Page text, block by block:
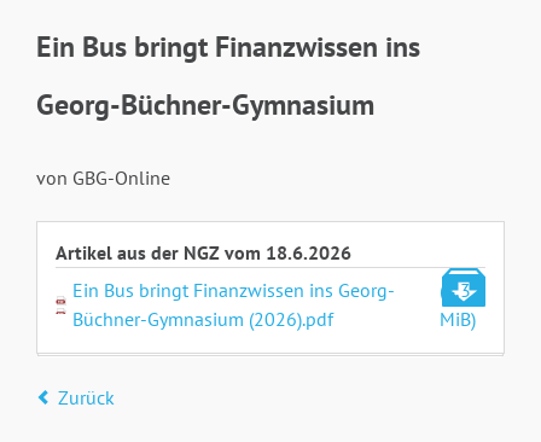
Ein Bus bringt Finanzwissen ins
Georg-Büchner-Gymnasium
von GBG-Online
Artikel aus der NGZ vom 18.6.2026
Ein Bus bringt Finanzwissen ins Georg-
Büchner-Gymnasium (2026).pdf
(4,3
MiB)
Zurück